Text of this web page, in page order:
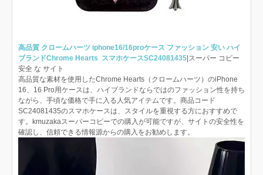
高品質 クロームハーツ iphone16/16proケース ファッション 安い ハイ
ブランドChrome Hearts スマホケースSC24081435 |スーパー コピー
安全 な サイト
高品質な素材を使用したChrome Hearts（クロームハーツ）のiPhone
16、16 Pro用ケースは、ハイブランドならではのファッション性を持ち
ながら、手頃な価格で手に入る人気アイテムです。商品コード
SC24081435のスマホケースは、スタイルを重視する方におすすめで
す。kmuzakaスーパーコピーでの購入が可能ですが、サイトの安全性を
確認し、信頼できる情報源からの購入をお勧めします。